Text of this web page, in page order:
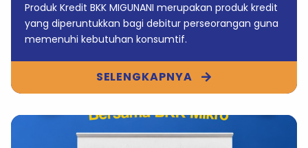
Produk Kredit BKK MIGUNANI merupakan produk kredit
yang diperuntukkan bagi debitur perseorangan guna
memenuhi kebutuhan konsumtif.
SELENGKAPNYA